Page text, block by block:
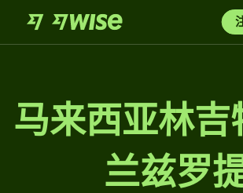
马来西亚林吉
兰兹罗